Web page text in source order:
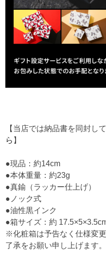
【当店では納品書を同封し
ら 】
●現品：約14cm
●本体重量：約23g
●真鍮（ラッカー仕上げ）
●ノック式
●油性黒インク
●箱サイズ：約
※化粧箱は予告なく仕様変
了承をお願い申し上げます。